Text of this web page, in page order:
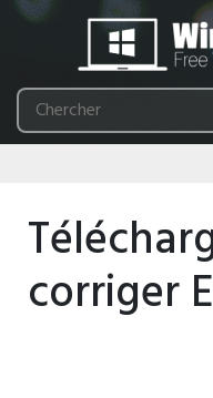
corriger